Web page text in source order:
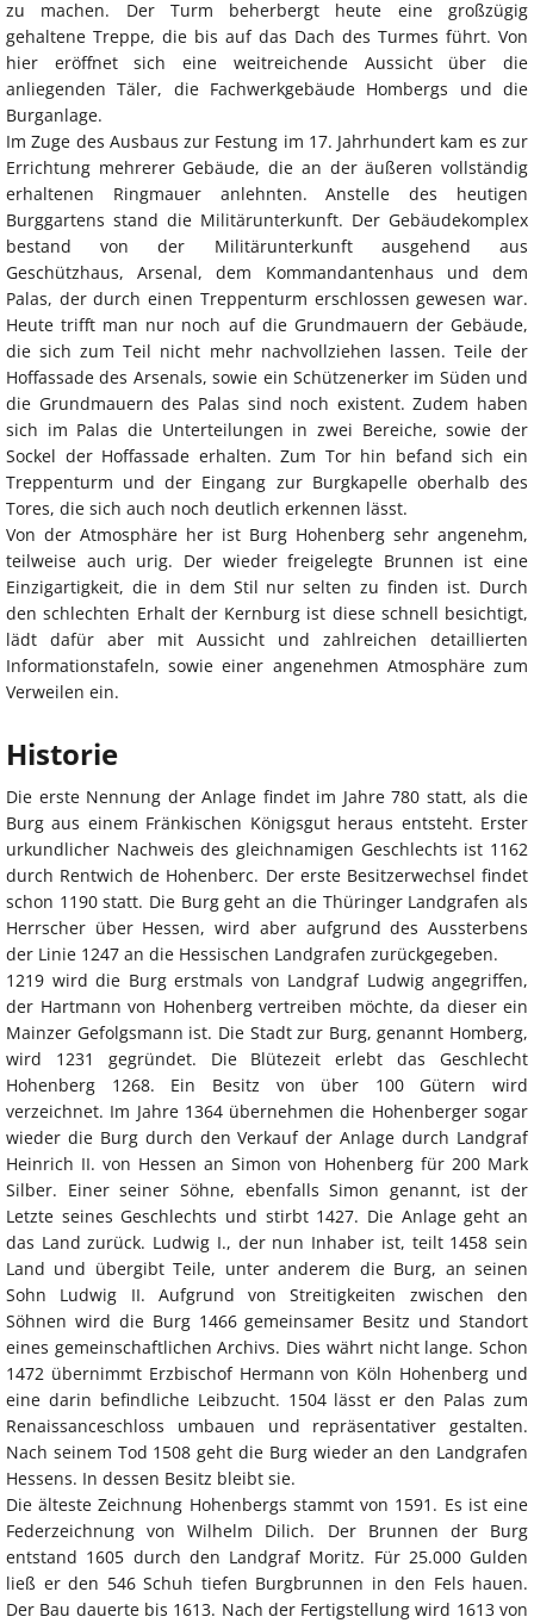
zu machen. Der Turm beherbergt heute eine großzügig
gehaltene Treppe, die bis auf das Dach des Turmes führt. Von
hier eröffnet sich eine weitreichende Aussicht über die
anliegenden Täler, die Fachwerkgebäude Hombergs und die
Burganlage.
Im Zuge des Ausbaus zur Festung im 17. Jahrhundert kam es zur
Errichtung mehrerer Gebäude, die an der äußeren vollständig
erhaltenen Ringmauer anlehnten. Anstelle des heutigen
Burggartens stand die Militärunterkunft. Der Gebäudekomplex
bestand von der Militärunterkunft ausgehend aus
Geschützhaus, Arsenal, dem Kommandantenhaus und dem
Palas, der durch einen Treppenturm erschlossen gewesen war.
Heute trifft man nur noch auf die Grundmauern der Gebäude,
die sich zum Teil nicht mehr nachvollziehen lassen. Teile der
Hoffassade des Arsenals, sowie ein Schützenerker im Süden und
die Grundmauern des Palas sind noch existent. Zudem haben
sich im Palas die Unterteilungen in zwei Bereiche, sowie der
Sockel der Hoffassade erhalten. Zum Tor hin befand sich ein
Treppenturm und der Eingang zur Burgkapelle oberhalb des
Tores, die sich auch noch deutlich erkennen lässt.
Von der Atmosphäre her ist Burg Hohenberg sehr angenehm,
teilweise auch urig. Der wieder freigelegte Brunnen ist eine
Einzigartigkeit, die in dem Stil nur selten zu finden ist. Durch
den schlechten Erhalt der Kernburg ist diese schnell besichtigt,
lädt dafür aber mit Aussicht und zahlreichen detaillierten
Informationstafeln, sowie einer angenehmen Atmosphäre zum
Verweilen ein.
Historie
Die erste Nennung der Anlage findet im Jahre 780 statt, als die
Burg aus einem Fränkischen Königsgut heraus entsteht. Erster
urkundlicher Nachweis des gleichnamigen Geschlechts ist 1162
durch Rentwich de Hohenberc. Der erste Besitzerwechsel findet
schon 1190 statt. Die Burg geht an die Thüringer Landgrafen als
Herrscher über Hessen, wird aber aufgrund des Aussterbens
der Linie 1247 an die Hessischen Landgrafen zurückgegeben.
1219 wird die Burg erstmals von Landgraf Ludwig angegriffen,
der Hartmann von Hohenberg vertreiben möchte, da dieser ein
Mainzer Gefolgsmann ist. Die Stadt zur Burg, genannt Homberg,
wird 1231 gegründet. Die Blütezeit erlebt das Geschlecht
Hohenberg 1268. Ein Besitz von über 100 Gütern wird
verzeichnet. Im Jahre 1364 übernehmen die Hohenberger sogar
wieder die Burg durch den Verkauf der Anlage durch Landgraf
Heinrich II. von Hessen an Simon von Hohenberg für 200 Mark
Silber. Einer seiner Söhne, ebenfalls Simon genannt, ist der
Letzte seines Geschlechts und stirbt 1427. Die Anlage geht an
das Land zurück. Ludwig I., der nun Inhaber ist, teilt 1458 sein
Land und übergibt Teile, unter anderem die Burg, an seinen
Sohn Ludwig II. Aufgrund von Streitigkeiten zwischen den
Söhnen wird die Burg 1466 gemeinsamer Besitz und Standort
eines gemeinschaftlichen Archivs. Dies währt nicht lange. Schon
1472 übernimmt Erzbischof Hermann von Köln Hohenberg und
eine darin befindliche Leibzucht. 1504 lässt er den Palas zum
Renaissanceschloss umbauen und repräsentativer gestalten.
Nach seinem Tod 1508 geht die Burg wieder an den Landgrafen
Hessens. In dessen Besitz bleibt sie.
Die älteste Zeichnung Hohenbergs stammt von 1591. Es ist eine
Federzeichnung von Wilhelm Dilich. Der Brunnen der Burg
entstand 1605 durch den Landgraf Moritz. Für 25.000 Gulden
ließ er den 546 Schuh tiefen Burgbrunnen in den Fels hauen.
Der Bau dauerte bis 1613. Nach der Fertigstellung wird 1613 von